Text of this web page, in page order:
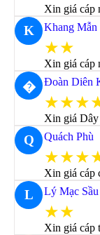
Xin giá cáp
K Khang Mẫn
★★
Xin giá cáp
� Đoàn Diên
Xin giá
Q Quách Phù
Xin giá
L Lý Mạc Sầu
★★
Xin giá cáp